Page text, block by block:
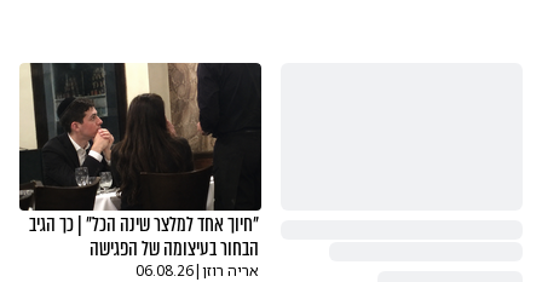
"חיוך אחד למלצר שינה הכל" | כך הגיב
הבחור בעיצומה של הפגישה
אריה רוזן|
06.08.26